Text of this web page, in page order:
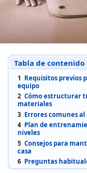
Tabla de contenido
1 Requisitos previos
equipo
2 Cómo estructurar
materiales
3 Errores comunes
4 Plan de
niveles
5 Consejos para
casa
6 Preguntas